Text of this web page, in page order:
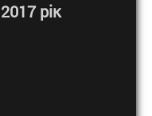
рік